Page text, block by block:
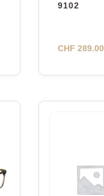
9102
CHF 289.00